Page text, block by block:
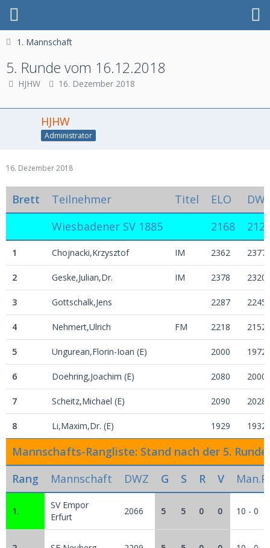
1. Mannschaft
5. Runde vom 16.12.2018
HJHW 16. Dezember 2018
HJHW
Administrator
16. Dezember 2018
Brett Teilnehmer Titel ELO
Wiesbadener SV 1885
2168
1 Chojnacki,Krzysztof IM 2362 2377
2 Geske,Julian,Dr. IM 2378 2320
3 Gottschalk,Jens 2287 2245
4 Nehmert,Ulrich FM 2218 2152
5 Ungurean,Florin-Ioan (E) 2000 1972
6 Doehring,Joachim (E) 2080 2000
7 Scheitz,Michael (E) 2090 2028
8 Li,Maxim,Dr. (E) 1929 1932
Mannschafts-Rangliste: Stand nach der 5. Runde
Rang
Mannschaft DWZ G S R V
1.
SV Empor
Erfurt
2066 5 5 0 0 10 - 0